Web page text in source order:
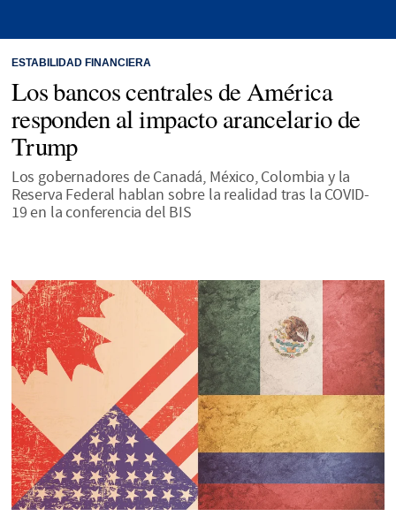
ESTABILIDAD FINANCIERA
Los bancos centrales de América
responden al impacto arancelario de
Trump
Los gobernadores de Canadá, México, Colombia y la
Reserva Federal hablan sobre la realidad tras la COVID-
19 en la conferencia del BIS